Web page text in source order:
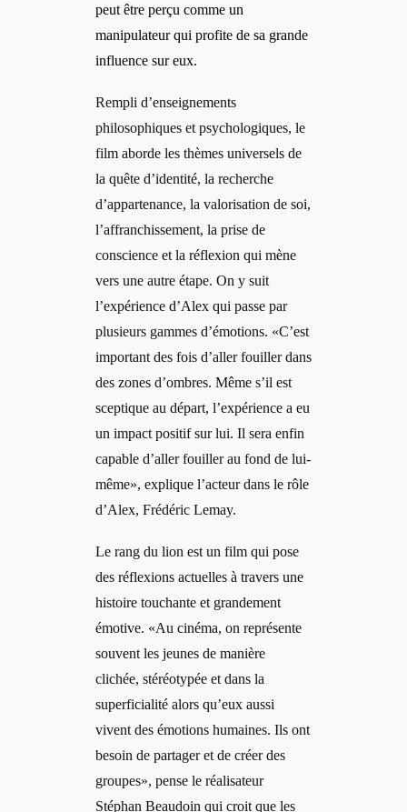
peut être perçu comme un
manipulateur qui profite de sa grande
influence sur eux.
Rempli d’enseignements
philosophiques et psychologiques, le
film aborde les thèmes universels de
la quête d’identité, la recherche
d’appartenance, la valorisation de soi,
l’affranchissement, la prise de
conscience et la réflexion qui mène
vers une autre étape. On y suit
l’expérience d’Alex qui passe par
plusieurs gammes d’émotions. «C’est
important des fois d’aller fouiller dans
des zones d’ombres. Même s’il est
sceptique au départ, l’expérience a eu
un impact positif sur lui. Il sera enfin
capable d’aller fouiller au fond de lui-
même», explique l’acteur dans le rôle
d’Alex, Frédéric Lemay.
Le rang du lion est un film qui pose
des réflexions actuelles à travers une
histoire touchante et grandement
émotive. «Au cinéma, on représente
souvent les jeunes de manière
clichée, stéréotypée et dans la
superficialité alors qu’eux aussi
vivent des émotions humaines. Ils ont
besoin de partager et de créer des
groupes», pense le réalisateur
Stéphan Beaudoin qui croit que les